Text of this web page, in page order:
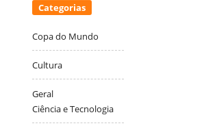
Categorias
Copa do Mundo
Cultura
Geral
Ciência e Tecnologia